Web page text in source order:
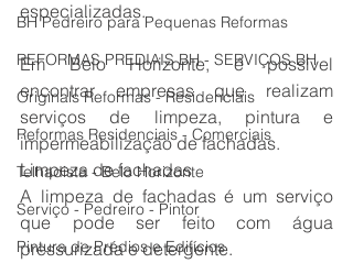
BH Pedreiro para Pequenas Reformas
REFORMAS PREDIAIS BH - SERVIÇOS BH
Originals Reformas - Residenciais
Reformas Residenciais - Comerciais
Telhadista - Belo Horizonte
Serviço - Pedreiro - Pintor
Pintura de Prédios e Edifícios
especializadas.
Em Belo Horizonte, é possível
encontrar empresas que realizam
serviços de limpeza, pintura e
impermeabilização de fachadas.
Limpeza de fachadas
A limpeza de fachadas é um serviço
que pode ser feito com água
pressurizada e detergente.